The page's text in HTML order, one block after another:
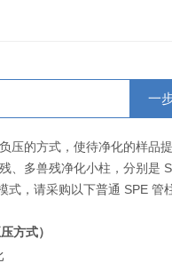
一
压的方式，使待净化的样品
、多兽残净化小柱，分别是
式，请采购以下普通 SPE 管
方式）